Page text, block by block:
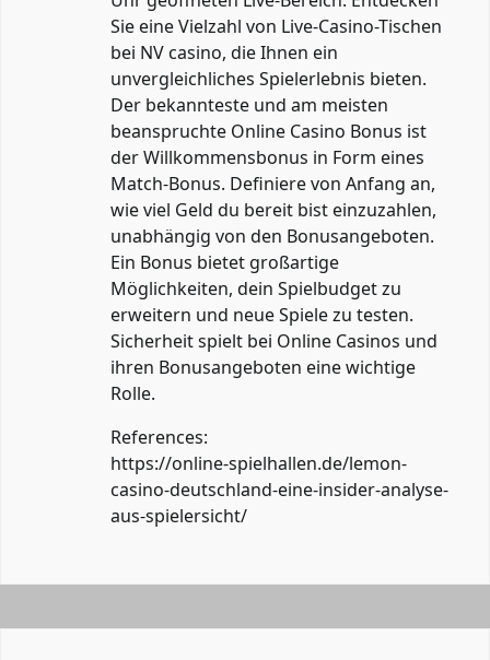
Sie eine Vielzahl von Live-Casino-Tischen
bei NV casino, die Ihnen ein
unvergleichliches Spielerlebnis bieten.
Der bekannteste und am meisten
beanspruchte Online Casino Bonus ist
der Willkommensbonus in Form eines
Match-Bonus. Definiere von Anfang an,
wie viel Geld du bereit bist einzuzahlen,
unabhängig von den Bonusangeboten.
Ein Bonus bietet großartige
Möglichkeiten, dein Spielbudget zu
erweitern und neue Spiele zu testen.
Sicherheit spielt bei Online Casinos und
ihren Bonusangeboten eine wichtige
Rolle.
References:
https://online-spielhallen.de/lemon-
casino-deutschland-eine-insider-analyse-
aus-spielersicht/